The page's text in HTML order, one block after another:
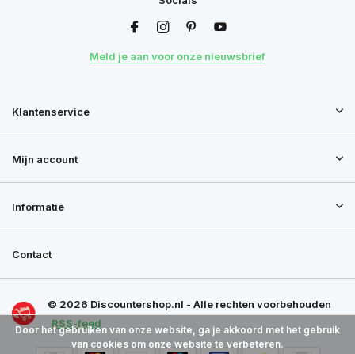
Meld je aan voor onze nieuwsbrief
Klantenservice
Mijn account
Informatie
Contact
© 2026 Discountershop.nl - Alle rechten voorbehouden
RSS-feed
Door het gebruiken van onze website, ga je akkoord met het gebruik
van cookies om onze website te verbeteren.